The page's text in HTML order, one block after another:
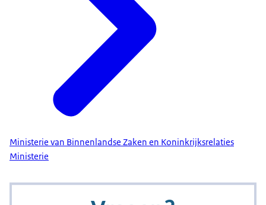
Ministerie van Binnenlandse Zaken en Koninkrijksrelaties
Ministerie